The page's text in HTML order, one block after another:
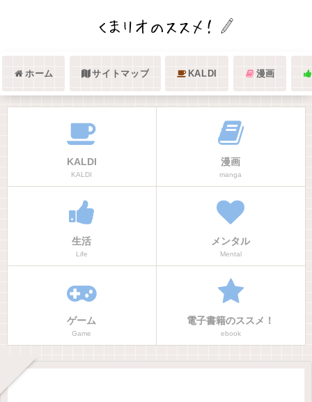
ホーム サイトマップ KALDI 漫画
KALDI
KALDI
漫画
manga
生活
Life
メンタル
Mental
ゲーム
Game
電子書籍のススメ！
ebook